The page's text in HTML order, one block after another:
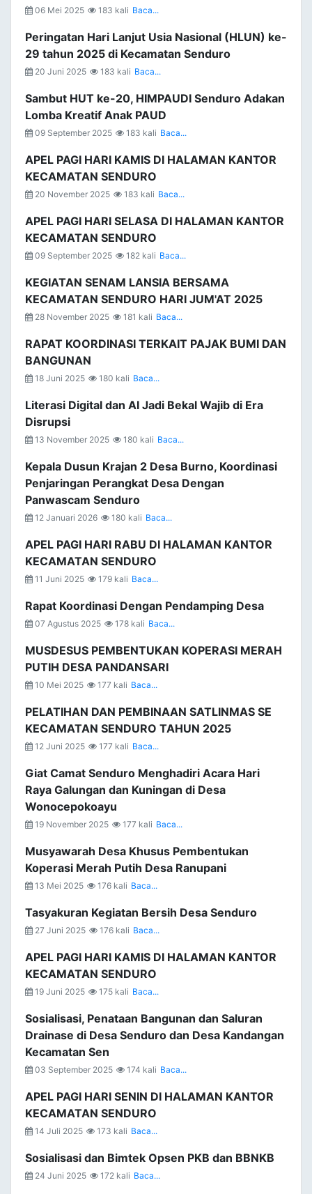
06 Mei 2025 183 kali Baca...
Peringatan Hari Lanjut Usia Nasional (HLUN) ke-
29 tahun 2025 di Kecamatan Senduro
20 Juni 2025 183 kali Baca...
Sambut HUT ke-20, HIMPAUDI Senduro Adakan
Lomba Kreatif Anak PAUD
09 September 2025 183 kali Baca...
APEL PAGI HARI KAMIS DI HALAMAN KANTOR
KECAMATAN SENDURO
20 November 2025 183 kali Baca...
APEL PAGI HARI SELASA DI HALAMAN KANTOR
KECAMATAN SENDURO
09 September 2025 182 kali Baca...
KEGIATAN SENAM LANSIA BERSAMA
KECAMATAN SENDURO HARI JUM'AT 2025
28 November 2025 181 kali Baca...
RAPAT KOORDINASI TERKAIT PAJAK BUMI DAN
BANGUNAN
18 Juni 2025 180 kali Baca...
Literasi Digital dan AI Jadi Bekal Wajib di Era
Disrupsi
13 November 2025 180 kali Baca...
Kepala Dusun Krajan 2 Desa Burno, Koordinasi
Penjaringan Perangkat Desa Dengan
Panwascam Senduro
12 Januari 2026 180 kali Baca...
APEL PAGI HARI RABU DI HALAMAN KANTOR
KECAMATAN SENDURO
11 Juni 2025 179 kali Baca...
Rapat Koordinasi Dengan Pendamping Desa
07 Agustus 2025 178 kali Baca...
MUSDESUS PEMBENTUKAN KOPERASI MERAH
PUTIH DESA PANDANSARI
10 Mei 2025 177 kali Baca...
PELATIHAN DAN PEMBINAAN SATLINMAS SE
KECAMATAN SENDURO TAHUN 2025
12 Juni 2025 177 kali Baca...
Giat Camat Senduro Menghadiri Acara Hari
Raya Galungan dan Kuningan di Desa
Wonocepokoayu
19 November 2025 177 kali Baca...
Musyawarah Desa Khusus Pembentukan
Koperasi Merah Putih Desa Ranupani
13 Mei 2025 176 kali Baca...
Tasyakuran Kegiatan Bersih Desa Senduro
27 Juni 2025 176 kali Baca...
APEL PAGI HARI KAMIS DI HALAMAN KANTOR
KECAMATAN SENDURO
19 Juni 2025 175 kali Baca...
Sosialisasi, Penataan Bangunan dan Saluran
Drainase di Desa Senduro dan Desa Kandangan
Kecamatan Sen
03 September 2025 174 kali Baca...
APEL PAGI HARI SENIN DI HALAMAN KANTOR
KECAMATAN SENDURO
14 Juli 2025 173 kali Baca...
Sosialisasi dan Bimtek Opsen PKB dan BBNKB
24 Juni 2025 172 kali Baca...